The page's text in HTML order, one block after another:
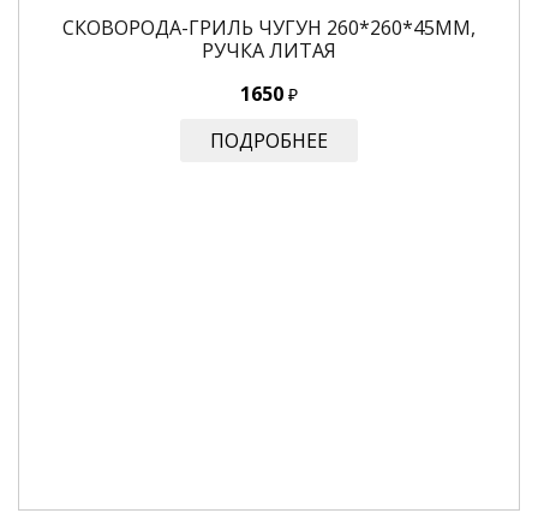
СКОВОРОДА-ГРИЛЬ ЧУГУН 260*260*45ММ,
РУЧКА ЛИТАЯ
1650 ₽
ПОДРОБНЕЕ